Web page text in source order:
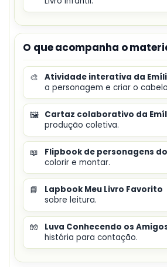
O que acompanha o
🎨 Atividade interativa da
a personagem e criar o
🖼️ Cartaz colaborativo da
produção coletiva.
📖 Flipbook de personagens
colorir e montar.
📘 Lapbook Meu Livro Favorito
sobre leitura.
🧤 Luva Conhecendo os
história para contação.